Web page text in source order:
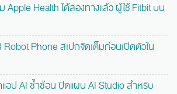
Apple Health ได้สองทางแล้ว ผู้ใช้ Fitbit บน
Phone สเปกจัดเต็มก่อนเปิดตัวใน
อป AI ซ้ำซ้อน ปิดแผน AI Studio สำหรับ